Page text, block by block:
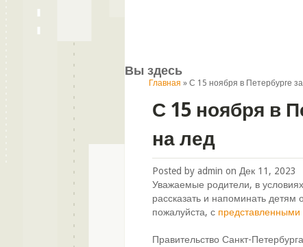
Вы здесь
Главная » С 15 ноября в Петербурге
С 15 ноября в
на лед
Posted by admin on Дек 11, 2023
Уважаемые родители, в
рассказать и напоминать
пожалуйста, с
Правительство Санкт-